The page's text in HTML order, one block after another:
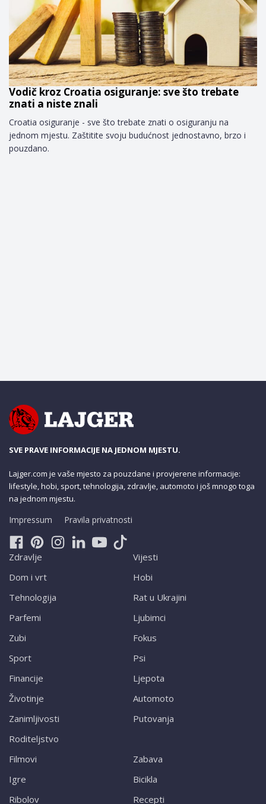
Vodič kroz Croatia osiguranje: sve što trebate
znati a niste znali
Croatia osiguranje - sve što trebate znati o osiguranju na
jednom mjestu. Zaštitite svoju budućnost jednostavno, brzo i
pouzdano.
SVE PRAVE INFORMACIJE NA JEDNOM MJESTU.
Lajger.com je vaše mjesto za pouzdane i provjerene informacije:
lifestyle, hobi, sport, tehnologija, zdravlje, automoto i još mnogo toga
na jednom mjestu.
Impressum Pravila privatnosti
Zdravlje
Dom i vrt
Tehnologija
Parfemi
Zubi
Sport
Financije
Životinje
Zanimljivosti
Roditeljstvo
Vijesti
Hobi
Rat u Ukrajini
Ljubimci
Fokus
Psi
Ljepota
Automoto
Putovanja
Filmovi
Igre
Ribolov
Zabava
Bicikla
Recepti